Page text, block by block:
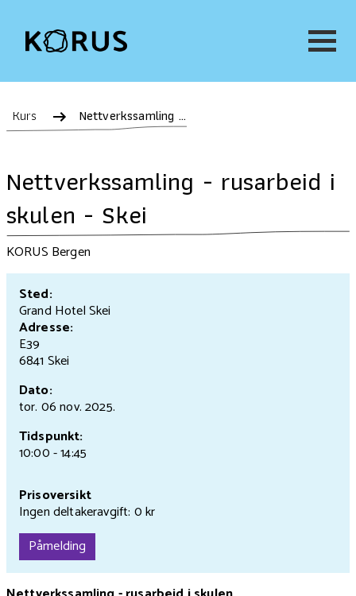
Kurs Nettverkssamling - rusarbeid i skulen - Skei
Nettverkssamling - rusarbeid i
skulen - Skei
KORUS Bergen
Sted:
Grand Hotel Skei
Adresse:
E39
6841 Skei
Dato:
tor. 06 nov.2025.
Tidspunkt:
10:00 - 14:45
Prisoversikt
Ingen deltakeravgift: 0 kr
Påmelding